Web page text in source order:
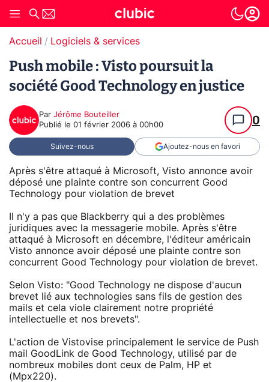
Accueil Logiciels & services
Push mobile : Visto poursuit la
société Good Technology en justice
Par Jérôme Bouteiller
Publié le 01 février 2006 à 00h00 0
Suivez-nous Ajoutez-nous en favori
Après s'être attaqué à Microsoft, Visto annonce avoir
déposé une plainte contre son concurrent Good
Technology pour violation de brevet
Il n'y a pas que Blackberry qui a des problèmes
juridiques avec la messagerie mobile. Après s'être
attaqué à Microsoft en décembre, l'éditeur américain
Visto annonce avoir déposé une plainte contre son
concurrent Good Technology pour violation de brevet.
Selon Visto: "Good Technology ne dispose d'aucun
brevet lié aux technologies sans fils de gestion des
mails et cela viole clairement notre propriété
intellectuelle et nos brevets".
L'action de Vistovise principalement le service de Push
mail GoodLink de Good Technology, utilisé par de
nombreux mobiles dont ceux de Palm, HP et
(Mpx220).